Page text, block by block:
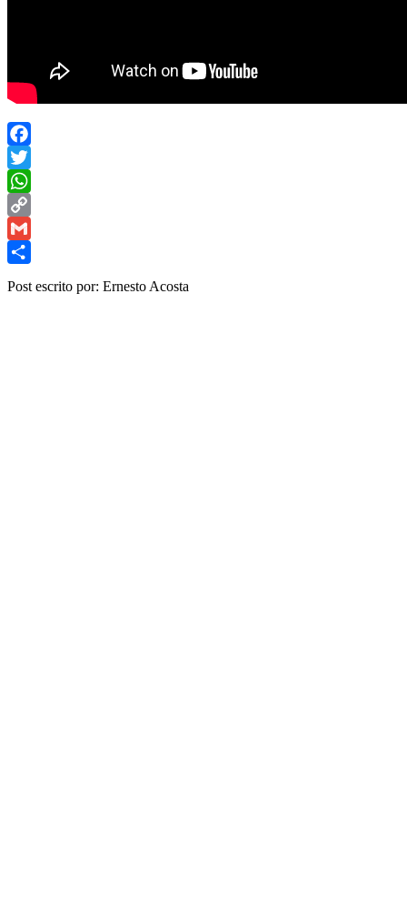
Facebook
Twitter
WhatsApp
Copy
Link
Gmail
Post escrito por: Ernesto Acosta